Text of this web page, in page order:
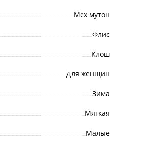
Мех мутон
Флис
Клош
Для женщин
Зима
Мягкая
Малые